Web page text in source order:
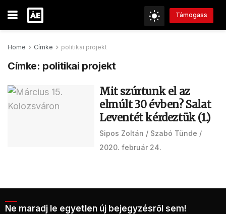
Támogass
Home Címke politikai projekt
Címke: politikai projekt
Mit szúrtunk el az
elmúlt 30 évben? Salat
Leventét kérdeztük (1.)
Sipos Zoltán
Szabó Tünde
2020. február 24.
Ne maradj le egyetlen új bejegyzésről sem!